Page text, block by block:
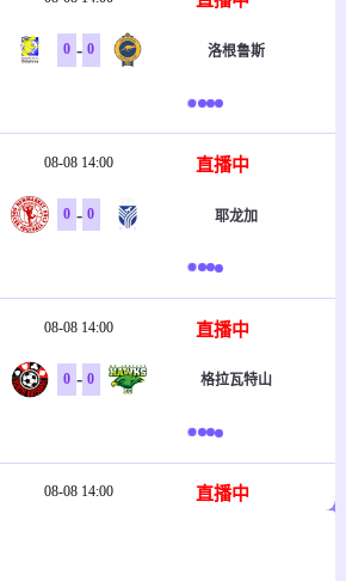
0 - 0 洛根鲁斯
08-08 14:00 直播中
0 - 0 耶龙加
08-08 14:00 直播中
0 - 0 格拉瓦特山
08-08 14:00 直播中